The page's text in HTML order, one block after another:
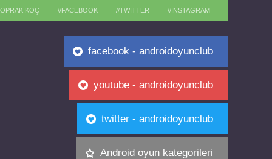
KOÇ //FACEBOOK //TWITTER //INSTAGRAM
facebook - androidoyunclub
youtube - androidoyunclub
twitter - androidoyunclub
Android oyun kategorileri